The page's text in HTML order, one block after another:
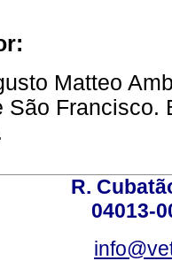
Matteo
São
R.
04013-